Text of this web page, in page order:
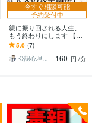
今すぐ相談可能
予約受付中
親に振り回される人生、
もう終わりにします 【大
人の親子関係】自分を生
き直すために、今こそ心
を取り戻す！
5.0 (7)
公認心理師わんタロパパ
160 円 /分